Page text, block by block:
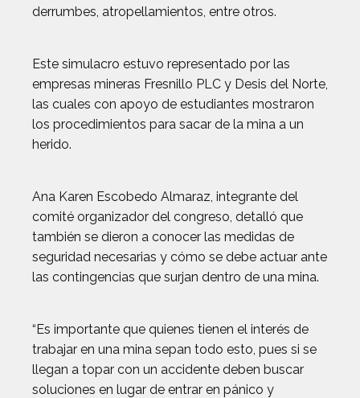
derrumbes, atropellamientos, entre otros.
Este simulacro estuvo representado por las
empresas mineras Fresnillo PLC y Desis del Norte,
las cuales con apoyo de estudiantes mostraron
los procedimientos para sacar de la mina a un
herido.
Ana Karen Escobedo Almaraz, integrante del
comité organizador del congreso, detalló que
también se dieron a conocer las medidas de
seguridad necesarias y cómo se debe actuar ante
las contingencias que surjan dentro de una mina.
“Es importante que quienes tienen el interés de
trabajar en una mina sepan todo esto, pues si se
llegan a topar con un accidente deben buscar
soluciones en lugar de entrar en pánico y